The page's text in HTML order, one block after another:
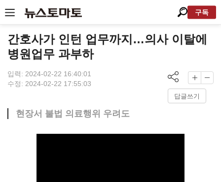
구독
간호사가 인턴 업무까지…의사 이탈에
병원업무 과부하
입력: 2024-02-22 16:40:01
수정: 2024-02-22 17:55:03
답글쓰기
현장서 불법 의료행위 우려도